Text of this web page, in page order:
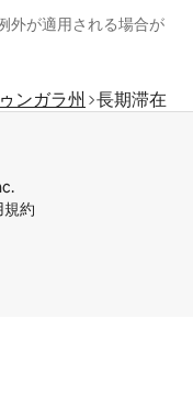
外が適用される場合が
ンガラ州 長期滞在
規約